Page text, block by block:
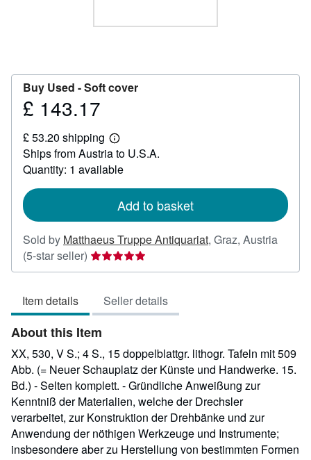
Buy Used -Soft cover
Price
143.17
£ 143.17
£ 53.20 shipping
Learn
more
about
shipping
Ships from Austria to U.S.A.
Quantity: 1 available
Add to basket
Sold by Matthaeus Truppe Antiquariat, Graz, Austria
(5-star seller) Seller
rating
out
of
5
stars
Item details Seller details
About this Item
XX, 530, V S.; 4 S., 15 doppelblattgr. lithogr. Tafeln mit 509
Abb. (= Neuer Schauplatz der Künste und Handwerke. 15.
Bd.) - Selten komplett. - Gründliche Anweißung zur
Kenntniß der Materialien, welche der Drechsler
verarbeitet, zur Konstruktion der Drehbänke und zur
Anwendung der nöthigen Werkzeuge und Instrumente;
insbesondere aber zu Herstellung von bestimmten Formen